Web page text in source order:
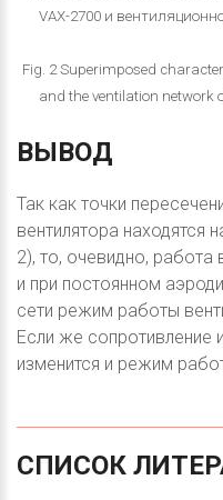
VAX-2700 и
Fig. 2 Superimposed
and the ventilation network
ВЫВОД
Так как точки
вентилятора находятся
2), то, очевидно, работа
и при постоянном
сети режим работы
Если же сопротивление
изменится и режим
СПИСОК